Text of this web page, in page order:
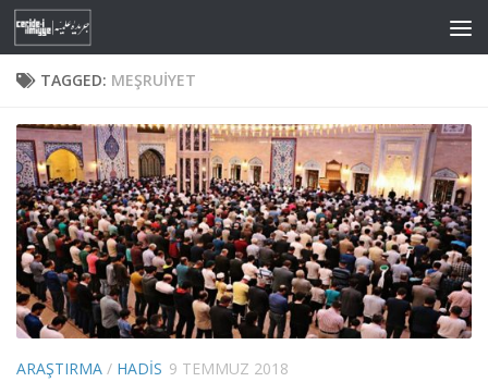
Skip to content
TAGGED: MEŞRUIYET
ARAŞTIRMA / HADIS 9 TEMMUZ 2018